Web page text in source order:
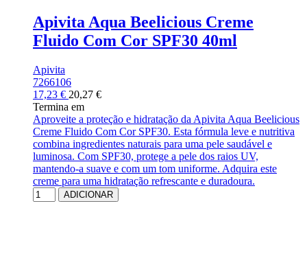
Apivita Aqua Beelicious Creme
Fluido Com Cor SPF30 40ml
Apivita
7266106
17,23 € 20,27 €
Termina em
Aproveite a proteção e hidratação da Apivita Aqua Beelicious
Creme Fluido Com Cor SPF30. Esta fórmula leve e nutritiva
combina ingredientes naturais para uma pele saudável e
luminosa. Com SPF30, protege a pele dos raios UV,
mantendo-a suave e com um tom uniforme. Adquira este
creme para uma hidratação refrescante e duradoura.
ADICIONAR